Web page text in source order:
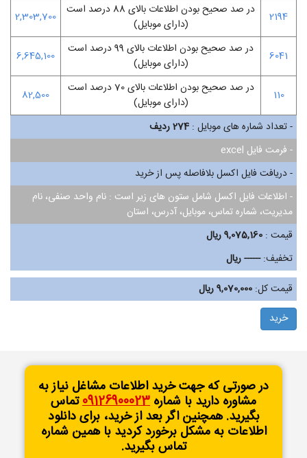
2194
در صد صحیح بودن اطلاعات بالای 88 درصد است
(دارای موبایل)
2,303,700
6041
در صد صحیح بودن اطلاعات بالای 99 درصد است
(دارای موبایل)
6,645,100
110
در صد صحیح بودن اطلاعات بالای 70 درصد است
(دارای موبایل)
82,500
- تعداد شماره های موبایل : 274ردیف
- فرمت فایل excel
- دریافت فایل اکسل بلافاصله پس از خرید
- اطلاعات فایل اکسل شامل ستون های زیر است : نام واحد صنفی، نام
مدیریت، شماره تماس، موبایل، آدرس، استان
قیمت : 9,075,160ریال
تخفیف:------ریال
قیمت کل: 9,070,000ریال
خرید
در صورتی که جهت خرید اطلاعات مشاغل نیاز به
مشاوره دارید با شماره 09126900023تماس
بگیرید. همچنین اگر بعد از خرید، برای دانلود
اطلاعات به مشکل برخورد کردید با همین شماره
تماس بگیرید.